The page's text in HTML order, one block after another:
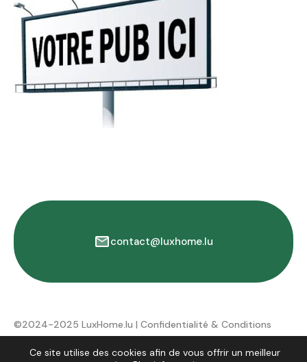
contact@luxhome.lu
©2024-2025 LuxHome.lu | Confidentialité & Conditions
d'utilisation
Ce site utilise des cookies afin de vous offrir un meilleur